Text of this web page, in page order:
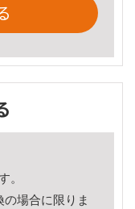
。
場合に限りま